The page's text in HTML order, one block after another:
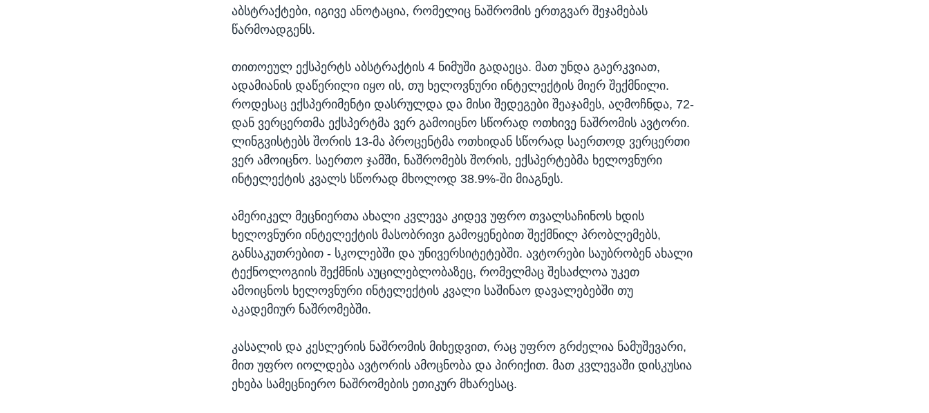
აბსტრაქტები, იგივე ანოტაცია, რომელიც ნაშრომის ერთგვარ შეჯამებას
წარმოადგენს.
თითოეულ ექსპერტს აბსტრაქტის 4 ნიმუში გადაეცა. მათ უნდა გაერკვიათ,
ადამიანის დაწერილი იყო ის, თუ ხელოვნური ინტელექტის მიერ შექმნილი.
როდესაც ექსპერიმენტი დასრულდა და მისი შედეგები შეაჯამეს, აღმოჩნდა, 72-
დან ვერცერთმა ექსპერტმა ვერ გამოიცნო სწორად ოთხივე ნაშრომის ავტორი.
ლინგვისტებს შორის 13-მა პროცენტმა ოთხიდან სწორად საერთოდ ვერცერთი
ვერ ამოიცნო. საერთო ჯამში, ნაშრომებს შორის, ექსპერტებმა ხელოვნური
ინტელექტის კვალს სწორად მხოლოდ 38.9%-ში მიაგნეს.
ამერიკელ მეცნიერთა ახალი კვლევა კიდევ უფრო თვალსაჩინოს ხდის
ხელოვნური ინტელექტის მასობრივი გამოყენებით შექმნილ პრობლემებს,
განსაკუთრებით - სკოლებში და უნივერსიტეტებში. ავტორები საუბრობენ ახალი
ტექნოლოგიის შექმნის აუცილებლობაზეც, რომელმაც შესაძლოა უკეთ
ამოიცნოს ხელოვნური ინტელექტის კვალი საშინაო დავალებებში თუ
აკადემიურ ნაშრომებში.
კასალის და კესლერის ნაშრომის მიხედვით, რაც უფრო გრძელია ნამუშევარი,
მით უფრო იოლდება ავტორის ამოცნობა და პირიქით. მათ კვლევაში დისკუსია
ეხება სამეცნიერო ნაშრომების ეთიკურ მხარესაც.